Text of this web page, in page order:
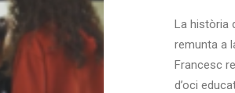
La història
remunta a
Francesc
d’oci